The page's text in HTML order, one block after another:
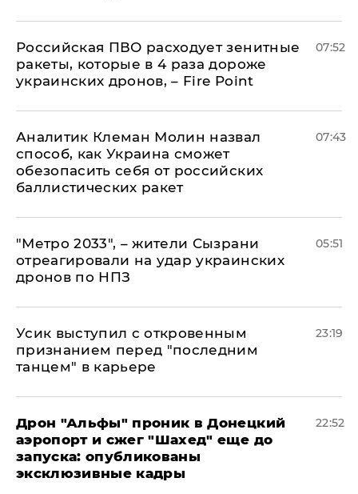
Российская ПВО расходует зенитные
ракеты, которые в 4 раза дороже
украинских дронов, – Fire Point
07:52
Аналитик Клеман Молин назвал
способ, как Украина сможет
обезопасить себя от российских
баллистических ракет
07:43
"Метро 2033", – жители Сызрани
отреагировали на удар украинских
дронов по НПЗ
05:51
Усик выступил с откровенным
признанием перед "последним
танцем" в карьере
23:19
Дрон "Альфы" проник в Донецкий
аэропорт и сжег "Шахед" еще до
запуска: опубликованы
эксклюзивные кадры
22:52